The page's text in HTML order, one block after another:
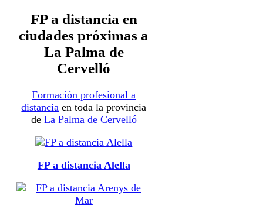
FP a distancia en
ciudades próximas a
La Palma de
Cervelló
Formación profesional a
distancia en toda la provincia
de La Palma de Cervelló
FP a distancia Alella